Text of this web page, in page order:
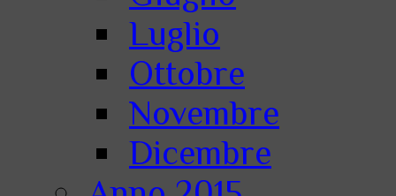
Luglio
Ottobre
Novembre
Dicembre